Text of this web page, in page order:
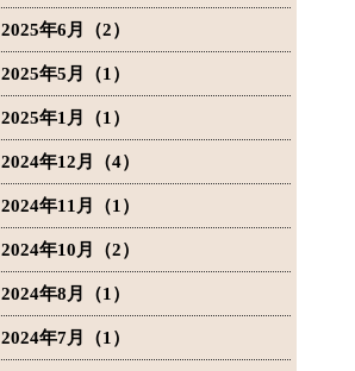
2025年6月（2）
2025年5月（1）
2025年1月（1）
2024年12月（4）
2024年11月（1）
2024年10月（2）
2024年8月（1）
2024年7月（1）